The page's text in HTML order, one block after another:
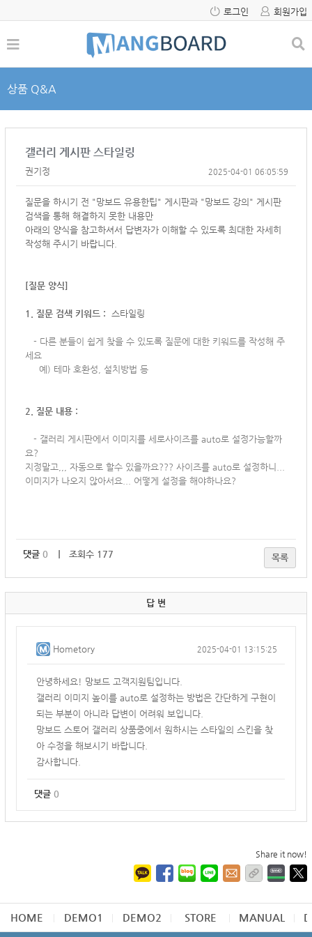
로그인 회원가입
상품 Q&A
갤러리 게시판 스타일링
권기정 2025-04-01 06:05:59
질문을 하시기 전 "망보드 유용한팁" 게시판과 "망보드 강의" 게시판
검색을 통해 해결하지 못한 내용만
아래의 양식을 참고하셔서 답변자가 이해할 수 있도록 최대한 자세히
작성해 주시기 바랍니다.
[질문 양식]
1. 질문 검색 키워드 : 스타일링
- 다른 분들이 쉽게 찾을 수 있도록 질문에 대한 키워드를 작성해 주
세요
예) 테마 호환성, 설치방법 등
2. 질문 내용 :
- 갤러리 게시판에서 이미지를 세로사이즈를 auto로 설정가능할까
요?
지정말고,,, 자동으로 할수 있을까요??? 사이즈를 auto로 설정하니...
이미지가 나오지 않아서요... 어떻게 설정을 해야하나요?
댓글 0 ｜ 조회수 177 목록
답 변
Hometory 2025-04-01 13:15:25
안녕하세요! 망보드 고객지원팀입니다.
갤러리 이미지 높이를 auto로 설정하는 방법은 간단하게 구현이
되는 부분이 아니라 답변이 어려워 보입니다.
망보드 스토어 갤러리 상품중에서 원하시는 스타일의 스킨을 찾
아 수정을 해보시기 바랍니다.
감사합니다.
댓글 0
Share it now!
HOME DEMO1 DEMO2 STORE MANUAL